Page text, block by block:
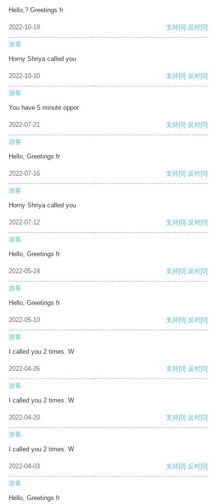
Hello,? Greetings fr
2022-10-18 支持[0] 反对[0]
游客
Horny Shriya called you
2022-10-10 支持[0] 反对[0]
游客
You have 5 minute oppor
2022-07-21 支持[0] 反对[0]
游客
Hello, Greetings fr
2022-07-16 支持[0] 反对[0]
游客
Horny Shriya called you
2022-07-12 支持[0] 反对[0]
游客
Hello, Greetings fr
2022-05-24 支持[0] 反对[0]
游客
Hello, Greetings fr
2022-05-10 支持[0] 反对[0]
游客
I called you 2 times. W
2022-04-26 支持[0] 反对[0]
游客
I called you 2 times. W
2022-04-20 支持[0] 反对[0]
游客
I called you 2 times. W
2022-04-03 支持[0] 反对[0]
游客
Hello, Greetings fr